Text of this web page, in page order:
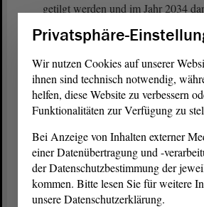
getilgt werden und im Jahr 2034
€. Ich bitte um Zustimmung zu
Vielen Dank.
(Beifall bei der CDU)
Zurück zur Landtagssitzung
Privatsphäre-
Wir nutzen Cookies auf unserer
ihnen sind technisch notwendig,
helfen, diese Website zu verbessern
Funktionalitäten zur Verfügung zu
Bei Anzeige von Inhalten externer
einer Datenübertragung und -
der Datenschutzbestimmung der
kommen. Bitte lesen Sie für weitere
unsere Datenschutzerklärung.